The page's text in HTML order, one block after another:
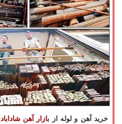
خرید آهن و لوله از بازار آهن شاداباد